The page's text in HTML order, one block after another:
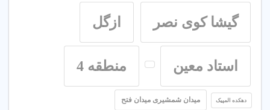
گیشا کوی نصر ازگل
استاد معین منطقه 4
دهکده المپیک میدان شمشیری میدان فتح